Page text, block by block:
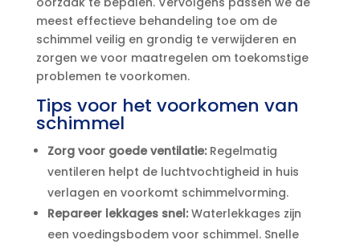
meest effectieve behandeling toe om de
schimmel veilig en grondig te verwijderen en
zorgen we voor maatregelen om toekomstige
problemen te voorkomen.​
Tips voor het voorkomen van
schimmel
Zorg voor goede ventilatie:Regelmatig
ventileren helpt de luchtvochtigheid in huis
verlagen en voorkomt schimmelvorming.​
Repareer lekkages snel:Waterlekkages zijn
een voedingsbodem voor schimmel.​ Snelle